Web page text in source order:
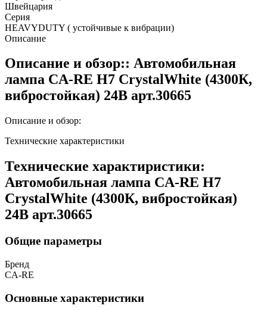
Швейцария
Серия
HEAVYDUTY ( устойчивые к вибрации)
Описание
Описание и обзор:: Автомобильная
лампа CA-RE H7 CrystalWhite (4300К,
вибростойкая) 24В арт.30665
Описание и обзор:
Технические характеристики
Технические характиристики:
Автомобильная лампа CA-RE H7
CrystalWhite (4300К, вибростойкая)
24В арт.30665
Общие параметры
Бренд
CA-RE
Основные характеристики